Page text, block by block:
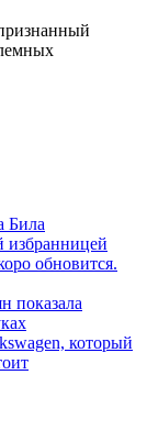
Била
избранницей
обновится.
показала
который